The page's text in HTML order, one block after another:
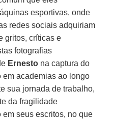
esportivas, onde
redes sociais adquiriam
gritos, críticas e
fotografias
Ernesto na captura do
academias ao longo
sua jornada de trabalho,
da fragilidade
seus escritos, no que